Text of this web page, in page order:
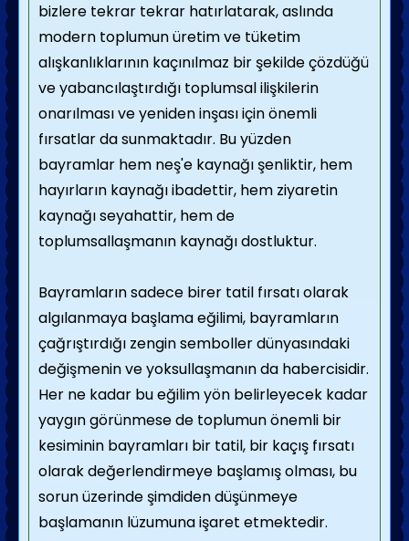
bizlere tekrar tekrar hatırlatarak, aslında
modern toplumun üretim ve tüketim
alışkanlıklarının kaçınılmaz bir şekilde çözdüğü
ve yabancılaştırdığı toplumsal ilişkilerin
onarılması ve yeniden inşası için önemli
fırsatlar da sunmaktadır. Bu yüzden
bayramlar hem neş'e kaynağı şenliktir, hem
hayırların kaynağı ibadettir, hem ziyaretin
kaynağı seyahattir, hem de
toplumsallaşmanın kaynağı dostluktur.
Bayramların sadece birer tatil fırsatı olarak
algılanmaya başlama eğilimi, bayramların
çağrıştırdığı zengin semboller dünyasındaki
değişmenin ve yoksullaşmanın da habercisidir.
Her ne kadar bu eğilim yön belirleyecek kadar
yaygın görünmese de toplumun önemli bir
kesiminin bayramları bir tatil, bir kaçış fırsatı
olarak değerlendirmeye başlamış olması, bu
sorun üzerinde şimdiden düşünmeye
başlamanın lüzumuna işaret etmektedir.